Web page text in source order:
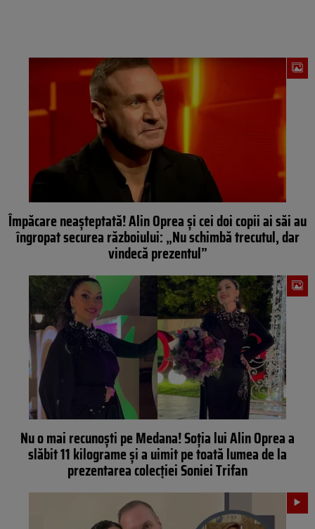
Împăcare neașteptată! Alin Oprea și cei doi copii ai săi au
îngropat securea războiului: „Nu schimbă trecutul, dar
vindecă prezentul”
Nu o mai recunoști pe Medana! Soția lui Alin Oprea a
slăbit 11 kilograme și a uimit pe toată lumea de la
prezentarea colecției Soniei Trifan